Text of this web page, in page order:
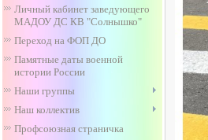
Личный кабинет заведующего
МАДОУ ДС КВ "Солнышко"
Переход на ФОП ДО
Памятные даты военной
истории России
Наши группы
Наш коллектив
Профсоюзная страничка